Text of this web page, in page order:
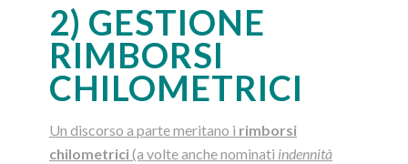
2) GESTIONE
RIMBORSI
CHILOMETRICI
Un discorso a parte meritano i rimborsi
chilometrici(a volte anche nominati indennità